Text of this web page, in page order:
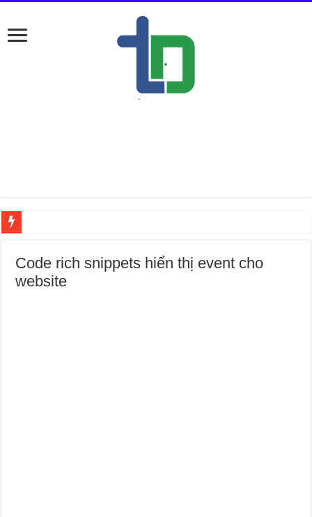
Code rich snippets hiển thị event cho
website